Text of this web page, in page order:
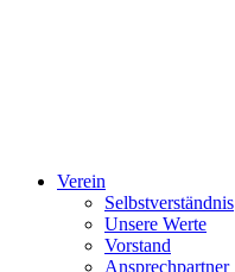
Verein
Selbstverständnis
Unsere Werte
Vorstand
Ansprechpartner